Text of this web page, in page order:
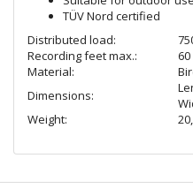
TÜV Nord certified
Distributed load:
Recording feet max.:
Material:
Dimensions:
Weight: